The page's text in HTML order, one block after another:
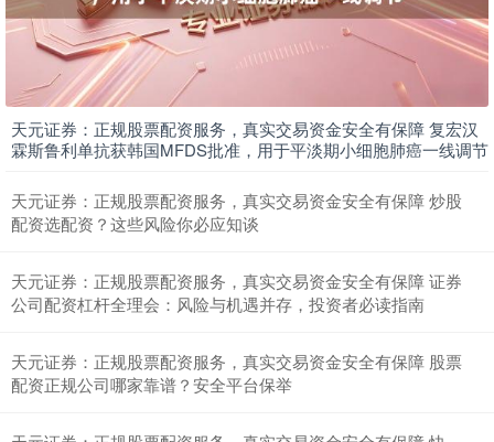
天元证券：正规股票配资服务，真实交易资金安全有保障 复宏汉
霖斯鲁利单抗获韩国MFDS批准，用于平淡期小细胞肺癌一线调节
天元证券：正规股票配资服务，真实交易资金安全有保障 炒股
配资选配资？这些风险你必应知谈
天元证券：正规股票配资服务，真实交易资金安全有保障 证券
公司配资杠杆全理会：风险与机遇并存，投资者必读指南
天元证券：正规股票配资服务，真实交易资金安全有保障 股票
配资正规公司哪家靠谱？安全平台保举